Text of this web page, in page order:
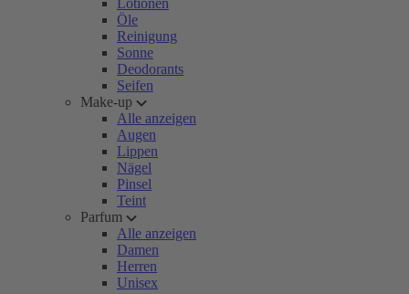
Lotionen
Öle
Reinigung
Sonne
Deodorants
Seifen
Make-up
Alle anzeigen
Augen
Lippen
Nägel
Pinsel
Teint
Parfum
Alle anzeigen
Damen
Herren
Unisex